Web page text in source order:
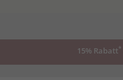
15% Rabatt*